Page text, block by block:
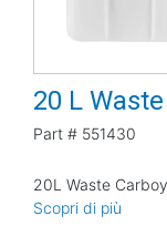
20 L
Part # 551430
20L Waste
Scopri di più